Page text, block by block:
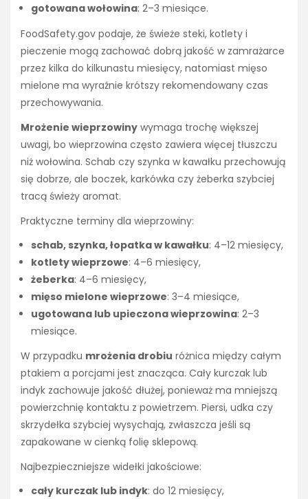
gotowana wołowina: 2–3 miesiące.
FoodSafety.gov podaje, że świeże steki, kotlety i
pieczenie mogą zachować dobrą jakość w zamrażarce
przez kilka do kilkunastu miesięcy, natomiast mięso
mielone ma wyraźnie krótszy rekomendowany czas
przechowywania.
Mrożenie wieprzowiny wymaga trochę większej
uwagi, bo wieprzowina często zawiera więcej tłuszczu
niż wołowina. Schab czy szynka w kawałku przechowują
się dobrze, ale boczek, karkówka czy żeberka szybciej
tracą świeży aromat.
Praktyczne terminy dla wieprzowiny:
schab, szynka, łopatka w kawałku: 4–12 miesięcy,
kotlety wieprzowe: 4–6 miesięcy,
żeberka: 4–6 miesięcy,
mięso mielone wieprzowe: 3–4 miesiące,
ugotowana lub upieczona wieprzowina: 2–3
miesiące.
W przypadku mrożenia drobiu różnica między całym
ptakiem a porcjami jest znacząca. Cały kurczak lub
indyk zachowuje jakość dłużej, ponieważ ma mniejszą
powierzchnię kontaktu z powietrzem. Piersi, udka czy
skrzydełka szybciej wysychają, zwłaszcza jeśli są
zapakowane w cienką folię sklepową.
Najbezpieczniejsze widełki jakościowe:
cały kurczak lub indyk: do 12 miesięcy,